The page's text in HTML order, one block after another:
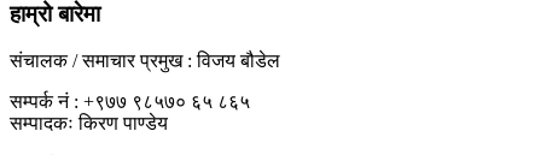
हाम्रो बारेमा
संचालक / समाचार प्रमुख : विजय बौडेल
सम्पर्क नं : +९७७ ९८५७० ६५ ८६५
सम्पादकः किरण पाण्डेय